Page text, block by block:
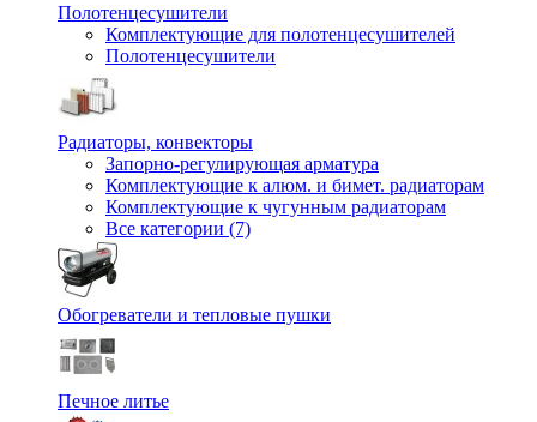
Полотенцесушители
Комплектующие для полотенцесушителей
Полотенцесушители
Радиаторы, конвекторы
Запорно-регулирующая арматура
Комплектующие к алюм. и бимет. радиаторам
Комплектующие к чугунным радиаторам
Все категории (7)
Обогреватели и тепловые пушки
Печное литье